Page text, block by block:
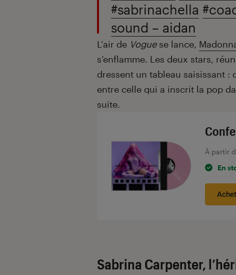
#sabrinachella
sound – aidan
L’air de Voguese lance,
s’enflamme. Les deux stars,
dressent un tableau saisissant :
entre celle qui a inscrit la pop
suite.
À partir
En
Sabrina Carpenter,